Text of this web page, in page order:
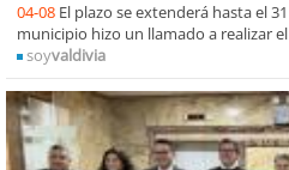
04-08 El plazo se extenderá hasta el
municipio hizo un llamado a realizar
soyvaldivia